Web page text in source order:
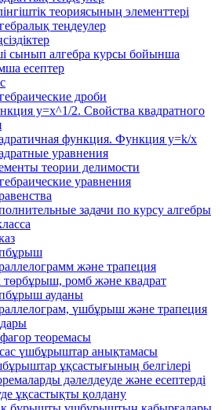
теориясының элементтері
теңдеулер
сынып алгебра курсы бойынша
есептер
дроби
y=x^1/2. Свойства квадратного
функция. Функция у=k/x
уравнения
теории делимости
уравнения
задачи по курсу алгебры
және трапеция
төрбұрыш, ромб және квадрат
ауданы
үшбұрыш және трапеция
теоремасы
үшбұрыштар анықтамасы
ұқсастығының белгілері
дәлелдеуде және есептерді
ұқсастықты қолдану